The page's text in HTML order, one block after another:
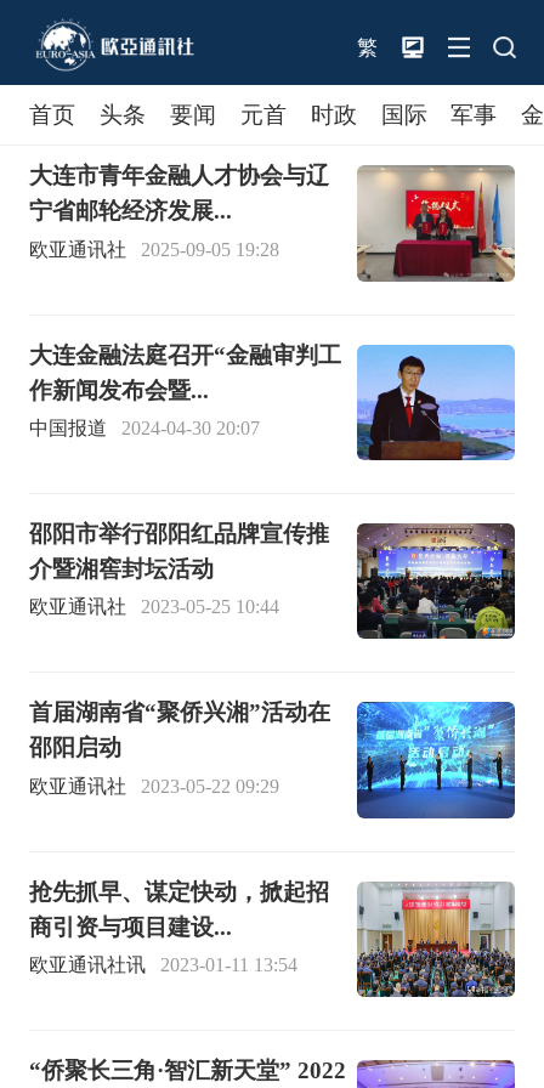
繁
首页 头条 要闻 元首 时政 国际 军事
大连市青年金融人才协会与辽
宁省邮轮经济发展...
欧亚通讯社 2025-09-05 19:28
大连金融法庭召开“金融审判工
作新闻发布会暨...
中国报道 2024-04-30 20:07
邵阳市举行邵阳红品牌宣传推
介暨湘窖封坛活动
欧亚通讯社 2023-05-25 10:44
首届湖南省“聚侨兴湘”活动在
邵阳启动
欧亚通讯社 2023-05-22 09:29
抢先抓早、谋定快动，掀起招
商引资与项目建设...
欧亚通讯社讯 2023-01-11 13:54
“侨聚长三角·智汇新天堂” 2022